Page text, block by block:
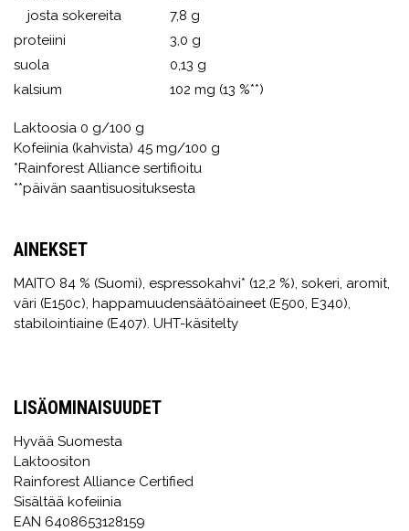
josta sokereita
7,8 g
proteiini
3,0 g
suola
0,13 g
kalsium
102 mg (13 %**)
Laktoosia 0 g/100 g
Kofeiinia (kahvista) 45 mg/100 g
*Rainforest Alliance sertifioitu
**päivän saantisuosituksesta
AINEKSET
MAITO 84 % (Suomi), espressokahvi* (12,2 %), sokeri, aromit,
väri (E150c), happamuudensäätöaineet (E500, E340),
stabilointiaine (E407). UHT-käsitelty
LISÄOMINAISUUDET
Hyvää Suomesta
Laktoositon
Rainforest Alliance Certified
Sisältää kofeiinia
EAN 6408653128159